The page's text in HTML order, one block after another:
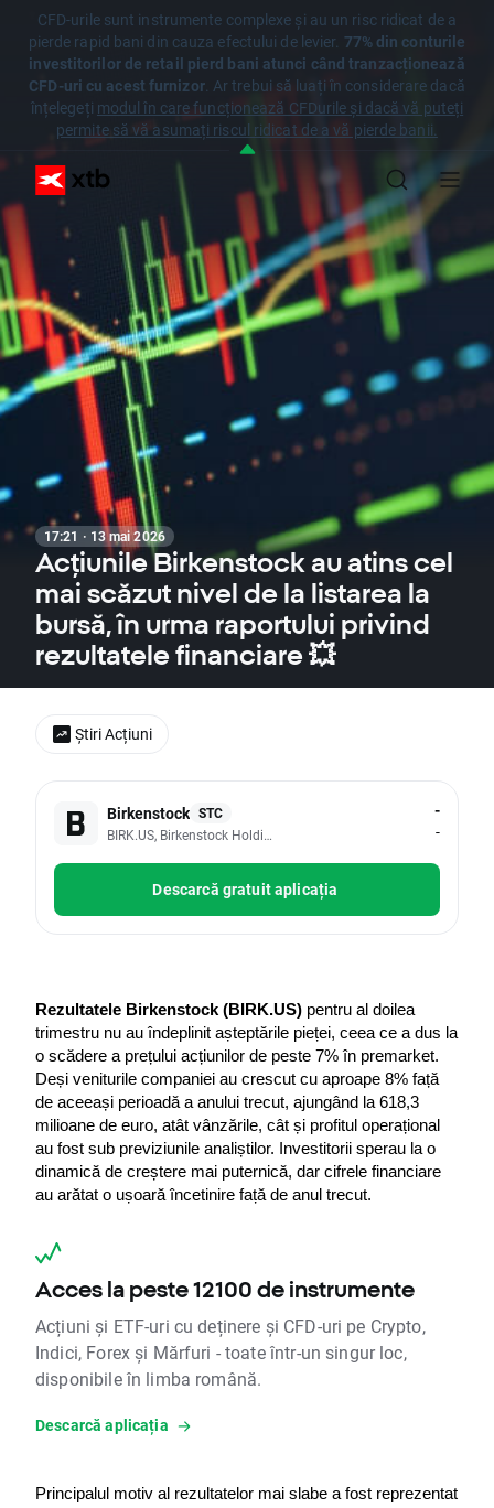
CFD-urile sunt instrumente complexe și au un risc ridicat de a
pierde rapid bani din cauza efectului de levier. 77% din conturile
investitorilor de retail pierd bani atunci când tranzacționează
CFD-uri cu acest furnizor. Ar trebui să luați în considerare dacă
înțelegeți modul în care funcționează CFDurile și dacă vă puteți
permite să vă asumați riscul ridicat de a vă pierde banii.
17:21 · 13 mai 2026
Acțiunile Birkenstock au atins cel
mai scăzut nivel de la listarea la
bursă, în urma raportului privind
rezultatele financiare 💥
Birkenstock STC
BIRK.US, Birkenstock Holding PLC
-
-
Descarcă gratuit aplicația
Rezultatele Birkenstock (BIRK.US) pentru al doilea
trimestru nu au îndeplinit așteptările pieței, ceea ce a dus la
o scădere a prețului acțiunilor de peste 7% în premarket.
Deși veniturile companiei au crescut cu aproape 8% față
de aceeași perioadă a anului trecut, ajungând la 618,3
milioane de euro, atât vânzările, cât și profitul operațional
au fost sub previziunile analiștilor. Investitorii sperau la o
dinamică de creștere mai puternică, dar cifrele financiare
au arătat o ușoară încetinire față de anul trecut.
Acces la peste 12100 de instrumente
Acțiuni și ETF-uri cu deținere și CFD-uri pe Crypto,
Indici, Forex și Mărfuri - toate într-un singur loc,
disponibile în limba română.
Descarcă aplicația
Principalul motiv al rezultatelor mai slabe a fost reprezentat
Știri Acțiuni